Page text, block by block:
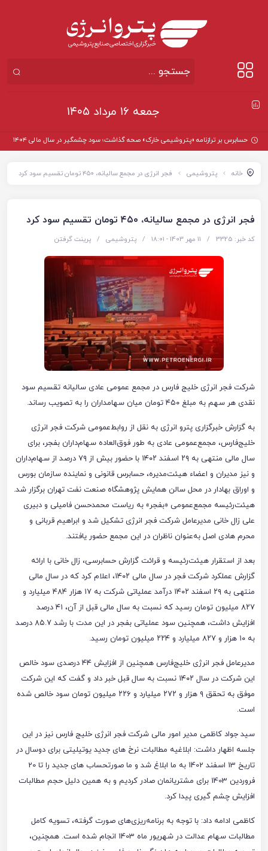
جمعه ۱۶ مرداد ۱۴۰۵
حسابرس بر ترازنامه «پتروشیمی خارک» صحه گذاشت؛ سود چشمگیر در سال مالی ۱۴۰۴
خانه پتروشیمی فجر انرژی در مجمع سالیانه، ۴۵۰ تومان تقسیم سود کرد
فجر انرژی در مجمع سالیانه، ۴۵۰ تومان تقسیم سود کرد
کد خبر: 3325 / 11 مهر 1403 - ۱۸:۰۱ / پتروشیمی / پرینت گرفتن
شرکت فجر انرژی خلیج فارس در مجمع عمومی عادی سالیانه تقسیم سود
نقدی هر سهم به مبلغ ۴۵۰ تومان میان سهامداران را به تصویب رساند.
به گزارش خبرگزاری پترو انرژی به نقل از روابط‌عمومی شرکت فجر انرژی
خلیج‌فارس، مجمع‌عمومی عادی به طور فوق‌العاده سهام‌داران بفجر، برای
سال مالی منتهی به ۲۹ اسفند ۱۴۰۲ با حضور بیش از ۷۹ درصد از سهام‌داران
و نیز مدیران و اعضاء هیئت‌مدیره، حسابرس قانونی و نماینده سازمان بورس
و اوراق بهادار در محل سالن همایش پژوهشگاه صنعت نفت تهران برگزار شد.
هیئت‌رئیسه مجمع‌عمومی «بفجر» به ریاست محمدحسن فامیلی و دبیری
علی زال خانی مدیرعامل شرکت فجر انرژی تشکیل شد و ابراهیم قربانی و
محرم هادی اصل به‌عنوان ناظران در این مجمع حضور یافتند.
بعد از استقرار هیئت‌رئیسه و قرائت گزارش حسابرسی، زال خانی با ارائه
گزارش عملکرد شرکت فجر در سال مالی ۱۴۰۲، اعلام کرد که در سال مالی
منتهی به ۲۹ اسفند ۱۴۰۲ درآمد عملیاتی شرکت به ۱۷ هزار ۴۸۴ میلیارد و
۸۲۷ میلیون تومان رسید که نسبت به سال مالی قبل از آن، ۴۱ درصد
افزایش داشت، همچنین سود عملیاتی بفجر در این مدت با رشد ۸۵.۷ درصد
به ۱۰ هزار و ۸۲۷ میلیارد و ۲۲۴ میلیون تومان رسید.
مدیرعامل فجر انرژی خلیج‌فارس همچنین از افزایش ۴۴ درصدی سود خالص
این شرکت در سال ۱۴۰۲ نسبت به سال قبل خبر داد و گفت که این شرکت
موفق به تحقق ۹ هزار و ۲۷۲ میلیارد و ۲۲۶ میلیون تومان سود خالص شده
است.
سید جواد کاظمی مدیر امور مالی شرکت فجر انرژی خلیج فارس نیز در این
جلسه اظهار داشت: ابلاغیه مطالبات نرخ های جدید یوتیلیتی برای دوسال در
تاریخ 13 اسفند 1402 به ما ابلاغ شد و ما صورتحساب های جدید را تا 20
فروردین 1403 برای مشتریانمان صادر کردیم و به همین دلیل حجم مطالبات
افزایش چشم گیری پیدا کرد.
کاظمی ادامه داد: با توجه به برنامه‌ریزی‌های صورت گرفته، تسویه کامل
مطالبات سهام عدالت در شهریور ماه 1403 انجام شده است. همچنین،